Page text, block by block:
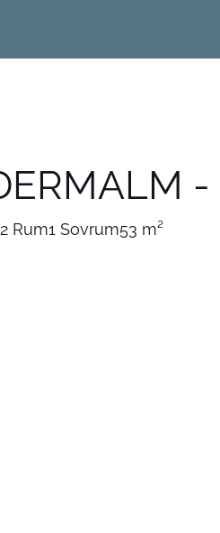
-
2 Rum1 Sovrum53 m²